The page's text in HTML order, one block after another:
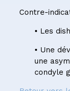
Contre-
• Les
• Une
une
condyle